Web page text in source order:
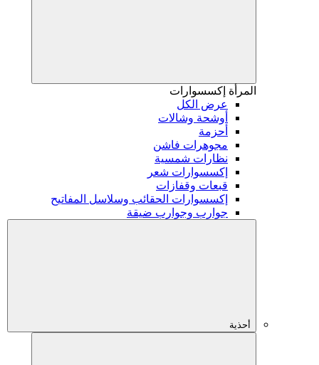
المرأة إكسسوارات
عرض الكل
أوشحة وشالات
أحزمة
مجوهرات فاشن
نظارات شمسية
إكسسوارات شعر
قبعات وقفازات
إكسسوارات الحقائب وسلاسل المفاتيح
جوارب وجوارب ضيقة
أحذية